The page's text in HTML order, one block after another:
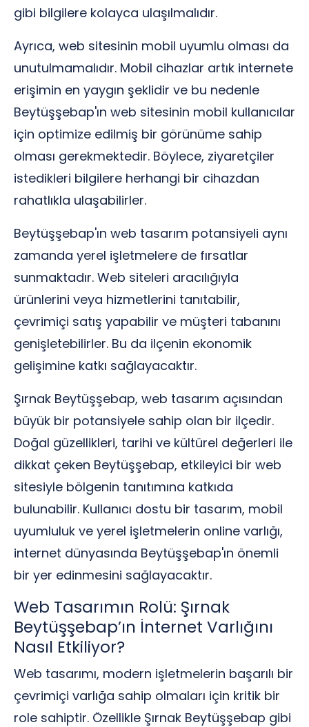
gibi bilgilere kolayca ulaşılmalıdır.
Ayrıca, web sitesinin mobil uyumlu olması da
unutulmamalıdır. Mobil cihazlar artık internete
erişimin en yaygın şeklidir ve bu nedenle
Beytüşşebap'ın web sitesinin mobil kullanıcılar
için optimize edilmiş bir görünüme sahip
olması gerekmektedir. Böylece, ziyaretçiler
istedikleri bilgilere herhangi bir cihazdan
rahatlıkla ulaşabilirler.
Beytüşşebap'ın web tasarım potansiyeli aynı
zamanda yerel işletmelere de fırsatlar
sunmaktadır. Web siteleri aracılığıyla
ürünlerini veya hizmetlerini tanıtabilir,
çevrimiçi satış yapabilir ve müşteri tabanını
genişletebilirler. Bu da ilçenin ekonomik
gelişimine katkı sağlayacaktır.
Şırnak Beytüşşebap, web tasarım açısından
büyük bir potansiyele sahip olan bir ilçedir.
Doğal güzellikleri, tarihi ve kültürel değerleri ile
dikkat çeken Beytüşşebap, etkileyici bir web
sitesiyle bölgenin tanıtımına katkıda
bulunabilir. Kullanıcı dostu bir tasarım, mobil
uyumluluk ve yerel işletmelerin online varlığı,
internet dünyasında Beytüşşebap'ın önemli
bir yer edinmesini sağlayacaktır.
Web Tasarımın Rolü: Şırnak
Beytüşşebap’ın İnternet Varlığını
Nasıl Etkiliyor?
Web tasarımı, modern işletmelerin başarılı bir
çevrimiçi varlığa sahip olmaları için kritik bir
role sahiptir. Özellikle Şırnak Beytüşşebap gibi